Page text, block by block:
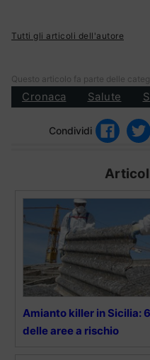
Tutti gli articoli dell'autore
Questo articolo fa parte delle
Cronaca Salute
Condividi
Amianto killer in Sicilia:
delle aree a rischio